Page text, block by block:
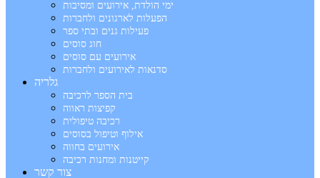
ימי הולדת, אירועים ומסיבות
הפעלות לארגונים ולחברות
פעילות גנים ובתי ספר
חוג סוסים
אירועים עם סוסים
סדנאות לאירועים ולחברות
גלריה
בית הספר לרכיבה
קפיצות ראווה
רכיבה טיפולית
אילוף וטיפול בסוסים
אירועים בחווה
קייטנות ומחנות רכיבה
צור קשר